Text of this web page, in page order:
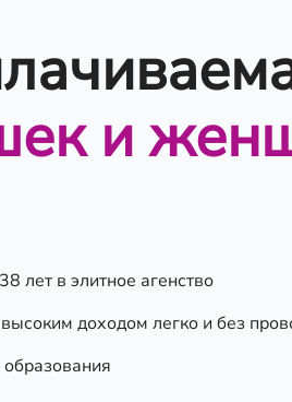
и
лет в элитное агенство
доходом легко и без